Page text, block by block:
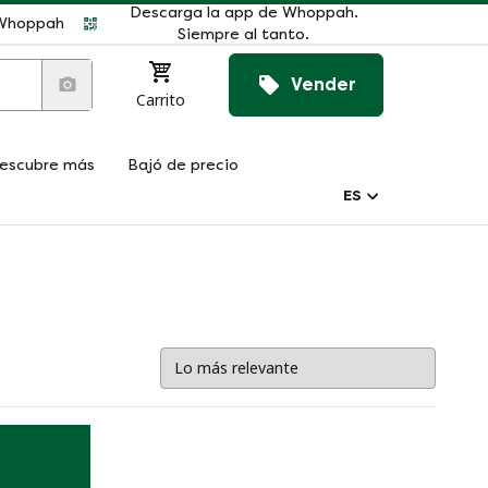
Descarga la app de Whoppah.
Siempre al tanto.
Carrito
Vender
más
Bajó de precio
ES